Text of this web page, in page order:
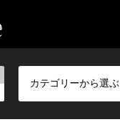
カテゴリーから選ぶ